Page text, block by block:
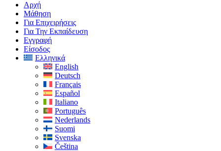
Αρχή
Μάθηση
Για Επιχειρήσεις
Για Την Εκπαίδευση
Εγγραφή
Είσοδος
Ελληνικά
English
Deutsch
Français
Español
Italiano
Português
Nederlands
Suomi
Svenska
Čeština